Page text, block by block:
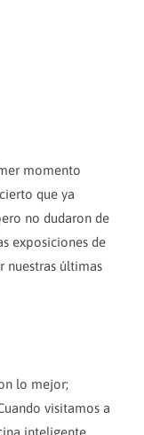
momento
que ya
no dudaron de
exposiciones de
nuestras últimas
lo mejor;
visitamos a